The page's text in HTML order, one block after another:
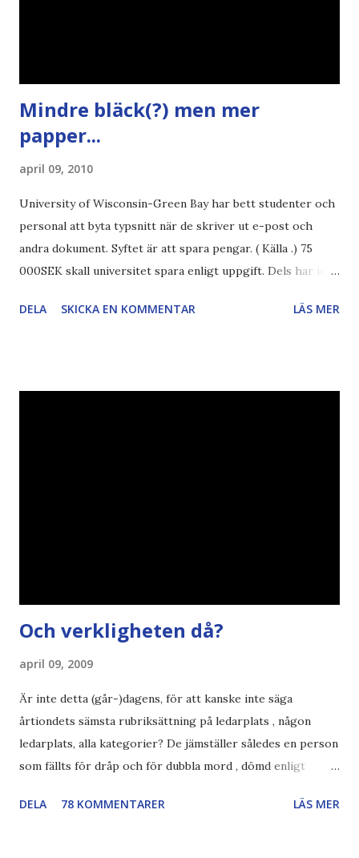
Mindre bläck(?) men mer
papper...
april 09, 2010
University of Wisconsin-Green Bay har bett studenter och
personal att byta typsnitt när de skriver ut e-post och
andra dokument. Syftet är att spara pengar. ( Källa .) 75
000SEK skall universitet spara enligt uppgift. Dels har iofs
"bläck". Dels så undrar jag om de 30% besparingar -
DELA SKICKA EN KOMMENTAR LÄS MER
Och verkligheten då?
april 09, 2009
Är inte detta (går-)dagens, för att kanske inte säga
årtiondets sämsta rubriksättning på ledarplats , någon
ledarplats, alla kategorier? De jämställer således en person
som fällts för dråp och för dubbla mord , dömd enligt
resterande straff i sverige. en som fängslats och torterats
DELA 78 KOMMENTARER LÄS MER